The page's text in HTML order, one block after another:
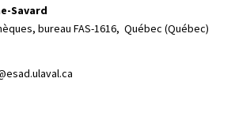
Savard
bureau FAS-1616, Québec (Québec)
YouTube